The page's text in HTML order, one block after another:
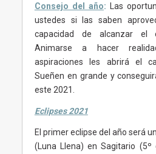
Consejo del año: Las
ustedes si las saben
capacidad de alcanzar el
Animarse a hacer
aspiraciones les abrirá el
Sueñen en grande y
este 2021.
Eclipses 2021
El primer eclipse del año será
(Luna Llena) en Sagitario (5º